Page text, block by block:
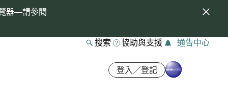
器—請參閱
搜索 協助與支援 通告中心
登入／登記